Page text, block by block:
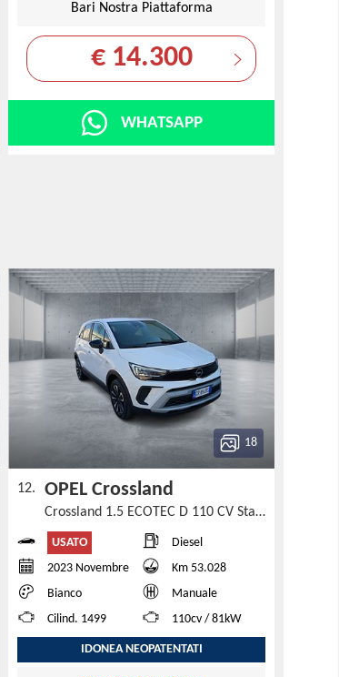
Bari Nostra Piattaforma
€ 14.300
WHATSAPP
18
12. OPEL Crossland
Crossland 1.5 ECOTEC D 110 CV Start&Stop Elegance
USATO
Diesel
2023 Novembre
Km 53.028
Bianco
Manuale
Cilind. 1499
110cv / 81kW
IDONEA NEOPATENTATI